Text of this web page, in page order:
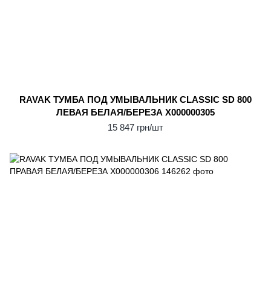
RAVAK ТУМБА ПОД УМЫВАЛЬНИК CLASSIC SD 800
ЛЕВАЯ БЕЛАЯ/БЕРЕЗА X000000305
15 847 грн/шт